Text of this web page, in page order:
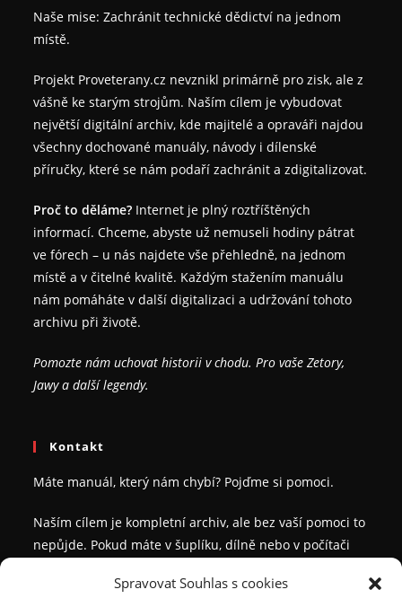
Spravovat Souhlas s cookies
Naše mise: Zachránit technické dědictví na jednom
místě.
Projekt Proveterany.cz nevznikl primárně pro zisk, ale z
vášně ke starým strojům. Naším cílem je vybudovat
největší digitální archiv, kde majitelé a opraváři najdou
všechny dochované manuály, návody i dílenské
příručky, které se nám podaří zachránit a zdigitalizovat.
Proč to děláme? Internet je plný roztříštěných
informací. Chceme, abyste už nemuseli hodiny pátrat
ve fórech – u nás najdete vše přehledně, na jednom
místě a v čitelné kvalitě. Každým stažením manuálu
nám pomáháte v další digitalizaci a udržování tohoto
archivu při životě.
Pomozte nám uchovat historii v chodu. Pro vaše Zetory,
Jawy a další legendy.
Kontakt
Máte manuál, který nám chybí? Pojďme si pomoci.
Naším cílem je kompletní archiv, ale bez vaší pomoci to
nepůjde. Pokud máte v šuplíku, dílně nebo v počítači
o ni podělit s ostatními veteránisty, ozvěte se nám.